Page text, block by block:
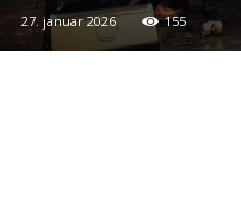
27. januar 2026 155